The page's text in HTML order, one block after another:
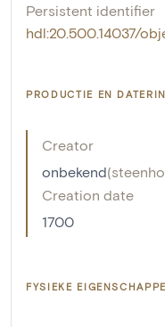
Persistent identifier
hdl:20.500.14037/
PRODUCTIE EN
Creator
onbekend(
Creation date
1700
FYSIEKE